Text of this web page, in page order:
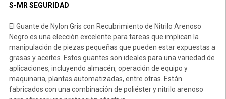
S-MR SEGURIDAD
El Guante de Nylon Gris con Recubrimiento de Nitrilo Arenoso
Negro es una elección excelente para tareas que implican la
manipulación de piezas pequeñas que pueden estar expuestas a
grasas y aceites. Estos guantes son ideales para una variedad de
aplicaciones, incluyendo almacén, operación de equipo y
maquinaria, plantas automatizadas, entre otras. Están
fabricados con una combinación de poliéster y nitrilo arenoso